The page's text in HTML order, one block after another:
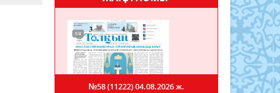
№58 (11222)04.08.2026 ж.